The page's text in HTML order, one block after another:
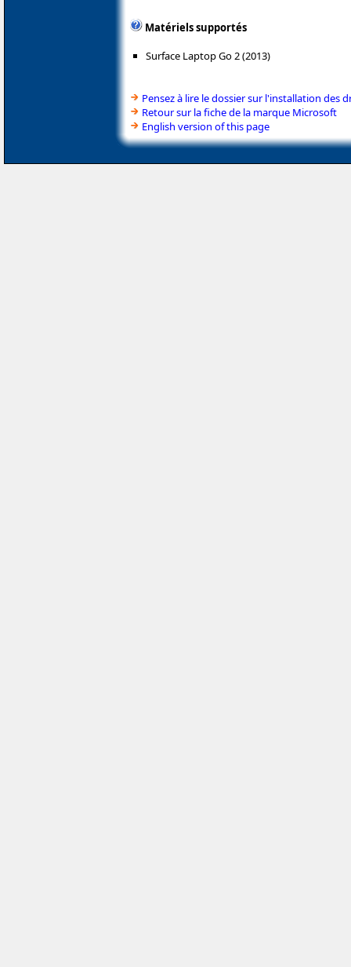
Matériels supportés
Surface Laptop Go 2 (2013)
Pensez à lire le dossier sur l'installation des
Retour sur la fiche de la marque Microsoft
English version of this page